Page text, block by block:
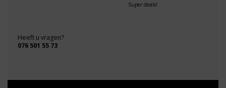
Super deals!
Heeft u vragen?
076 501 55 73